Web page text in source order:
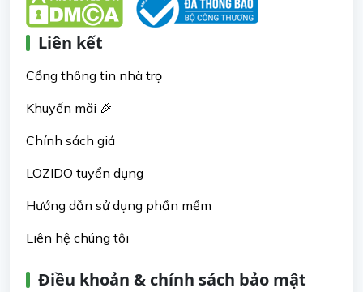
Liên kết
Cổng thông tin nhà trọ
Khuyến mãi 🎉
Chính sách giá
LOZIDO tuyển dụng
Hướng dẫn sử dụng phần mềm
Liên hệ chúng tôi
Điều khoản & chính sách bảo mật